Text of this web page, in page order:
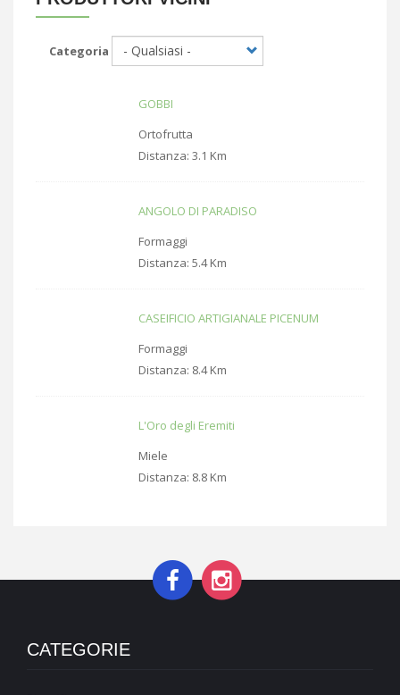
Categoria
GOBBI
Ortofrutta
Distanza: 3.1 Km
ANGOLO DI PARADISO
Formaggi
Distanza: 5.4 Km
CASEIFICIO ARTIGIANALE PICENUM
Formaggi
Distanza: 8.4 Km
L'Oro degli Eremiti
Miele
Distanza: 8.8 Km
CATEGORIE